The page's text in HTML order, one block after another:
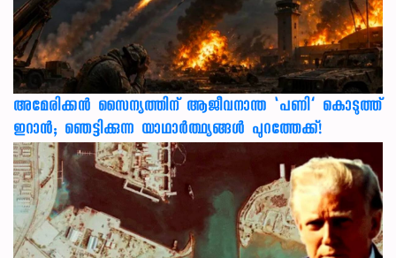
അമേരിക്കൻ സൈന്യത്തിന് ആജീവനാന്ത ‘പണി’ കൊടുത്ത്
ഇറാൻ; ഞെട്ടിക്കുന്ന യാഥാർത്ഥ്യങ്ങൾ പുറത്തേക്ക്!